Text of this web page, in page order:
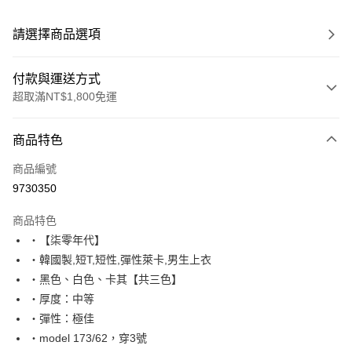
請選擇商品選項
付款與運送方式
超取滿NT$1,800免運
信用卡一次付款
超商取貨付款
Apple Pay
街口支付
悠遊付
Google Pay
商品特色
商品編號
9730350
商品特色
‧【柒零年代】
‧韓國製,短T,短性,彈性萊卡,男生上衣
‧黑色、白色、卡其【共三色】
‧厚度：中等
‧彈性：極佳
‧model 173/62，穿3號